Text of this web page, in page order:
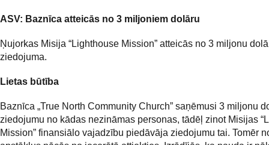
ASV: Baznīca atteicās no 3 miljoniem dolāru
Ņujorkas Misija “Lighthouse Mission” atteicās no 3 miljonu
ziedojuma.
Lietas būtība
Baznīca „True North Community Church” saņēmusi 3 miljonu
ziedojumu no kādas nezināmas personas, tādēļ zinot Misijas
Mission” finansiālo vajadzību piedāvāja ziedojumu tai. Tomēr